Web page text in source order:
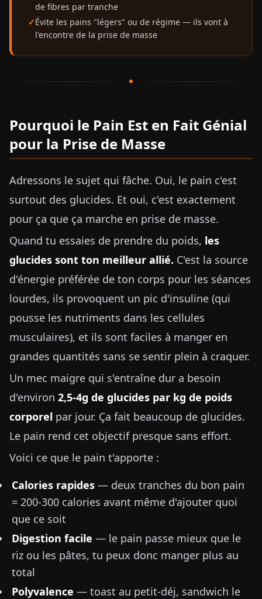
de fibres par tranche
Évite les pains "légers" ou de régime — ils vont à
l'encontre de la prise de masse
Pourquoi le Pain Est en Fait Génial
pour la Prise de Masse
Adressons le sujet qui fâche. Oui, le pain c'est
surtout des glucides. Et oui, c'est exactement
pour ça que ça marche en prise de masse.
Quand tu essaies de prendre du poids, les
glucides sont ton meilleur allié. C'est la source
d'énergie préférée de ton corps pour les séances
lourdes, ils provoquent un pic d'insuline (qui
pousse les nutriments dans les cellules
musculaires), et ils sont faciles à manger en
grandes quantités sans se sentir plein à craquer.
Un mec maigre qui s'entraîne dur a besoin
d'environ 2,5-4g de glucides par kg de poids
corporel par jour. Ça fait beaucoup de glucides.
Le pain rend cet objectif presque sans effort.
Voici ce que le pain t'apporte :
Calories rapides — deux tranches du bon pain
= 200-300 calories avant même d'ajouter quoi
que ce soit
Digestion facile — le pain passe mieux que le
riz ou les pâtes, tu peux donc manger plus au
total
Polyvalence — toast au petit-déj, sandwich le